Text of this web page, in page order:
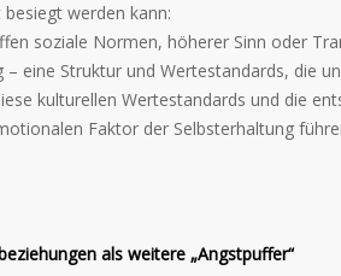
werden kann:
soziale Normen, höherer Sinn oder
– eine Struktur und Wertestandards, die
kulturellen Wertestandards und die
Faktor der Selbsterhaltung
als weitere „Angstpuffer“